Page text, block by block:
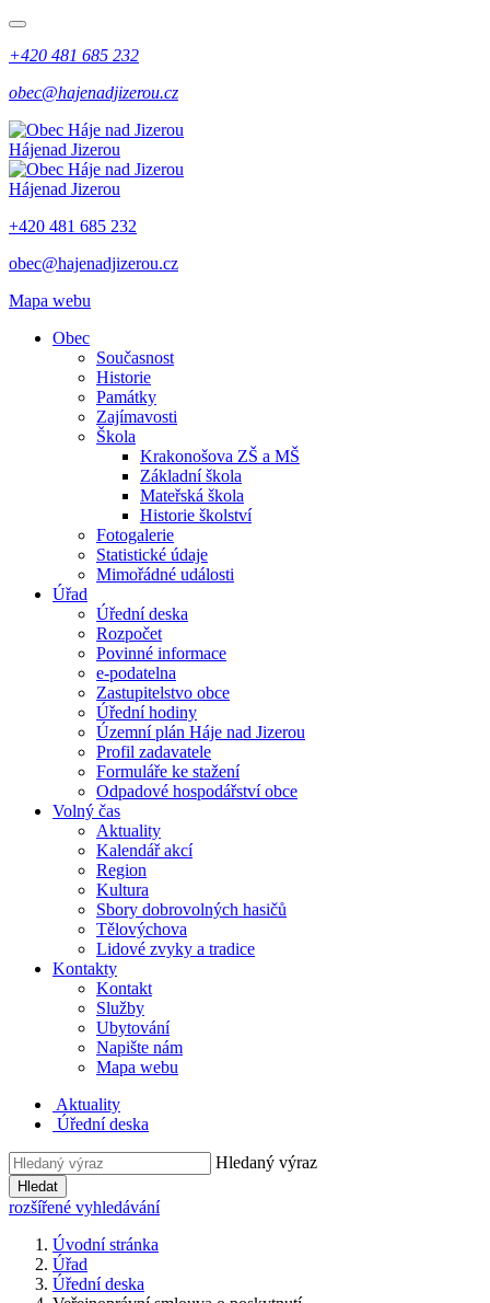
+420 481 685 232
obec@hajenadjizerou.cz
Hájenad Jizerou
Hájenad Jizerou
+420 481 685 232
obec@hajenadjizerou.cz
Mapa webu
Obec
Současnost
Historie
Památky
Zajímavosti
Škola
Krakonošova ZŠ a MŠ
Základní škola
Mateřská škola
Historie školství
Fotogalerie
Statistické údaje
Mimořádné události
Úřad
Úřední deska
Rozpočet
Povinné informace
e-podatelna
Zastupitelstvo obce
Úřední hodiny
Územní plán Háje nad Jizerou
Profil zadavatele
Formuláře ke stažení
Odpadové hospodářství obce
Volný čas
Aktuality
Kalendář akcí
Region
Kultura
Sbory dobrovolných hasičů
Tělovýchova
Lidové zvyky a tradice
Kontakty
Kontakt
Služby
Ubytování
Napište nám
Mapa webu
Aktuality
Úřední deska
Hledaný výraz
Hledat
rozšířené vyhledávání
Úvodní stránka
Úřad
Úřední deska